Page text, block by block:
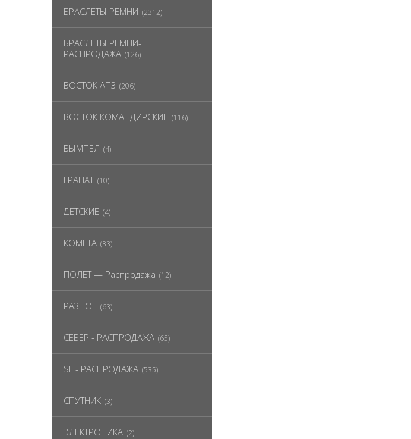
БРАСЛЕТЫ РЕМНИ (2312)
БРАСЛЕТЫ РЕМНИ-
РАСПРОДАЖА (126)
ВОСТОК АПЗ (206)
ВОСТОК КОМАНДИРСКИЕ (116)
ВЫМПЕЛ (4)
ГРАНАТ (10)
ДЕТСКИЕ (4)
КОМЕТА (33)
ПОЛЕТ — Распродажа (12)
РАЗНОЕ (63)
СЕВЕР - РАСПРОДАЖА (65)
SL - РАСПРОДАЖА (535)
СПУТНИК (3)
ЭЛЕКТРОНИКА (2)